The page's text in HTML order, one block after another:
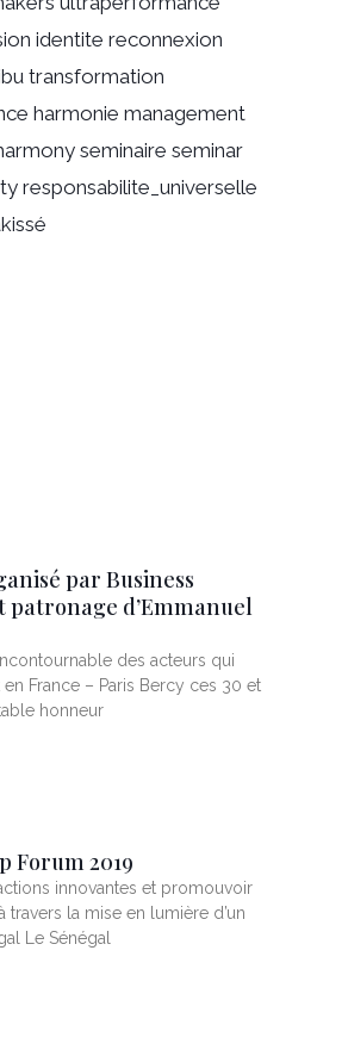
par Business
patronage d’Emmanuel
des acteurs qui
France – Paris Bercy ces 30 et
honneur
Forum 2019
innovantes et promouvoir
travers la mise en lumière d’un
Le Sénégal